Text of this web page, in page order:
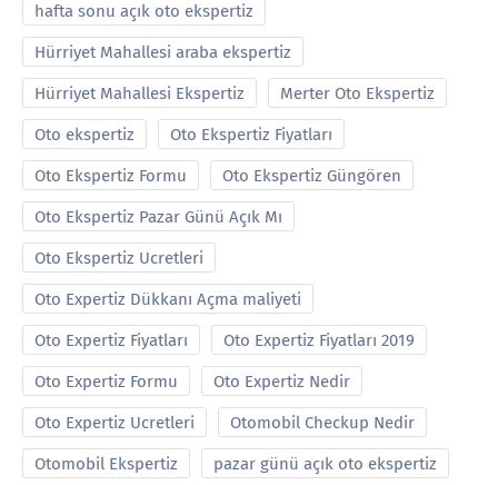
hafta sonu açık oto ekspertiz
Hürriyet Mahallesi araba ekspertiz
Hürriyet Mahallesi Ekspertiz Merter Oto Ekspertiz
Oto ekspertiz Oto Ekspertiz Fiyatları
Oto Ekspertiz Formu Oto Ekspertiz Güngören
Oto Ekspertiz Pazar Günü Açık Mı
Oto Ekspertiz Ucretleri
Oto Expertiz Dükkanı Açma maliyeti
Oto Expertiz Fiyatları Oto Expertiz Fiyatları 2019
Oto Expertiz Formu Oto Expertiz Nedir
Oto Expertiz Ucretleri Otomobil Checkup Nedir
Otomobil Ekspertiz pazar günü açık oto ekspertiz